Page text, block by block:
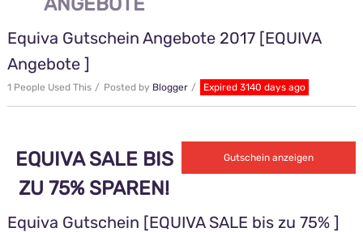
Equiva Gutschein Angebote 2017 [EQUIVA
Angebote ]
1 People Used This Posted by Blogger Expired 3140 days ago
EQUIVA SALE BIS
ZU 75% SPAREN!
Gutschein anzeigen
Kein Code notwendig
Equiva Gutschein [EQUIVA SALE bis zu 75% ]